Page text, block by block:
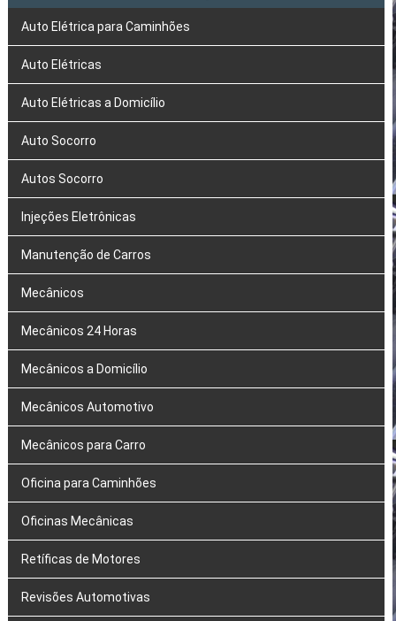
Auto Elétrica para Caminhões
Auto Elétricas
Auto Elétricas a Domicílio
Auto Socorro
Autos Socorro
Injeções Eletrônicas
Manutenção de Carros
Mecânicos
Mecânicos 24 Horas
Mecânicos a Domicílio
Mecânicos Automotivo
Mecânicos para Carro
Oficina para Caminhões
Oficinas Mecânicas
Retíficas de Motores
Revisões Automotivas